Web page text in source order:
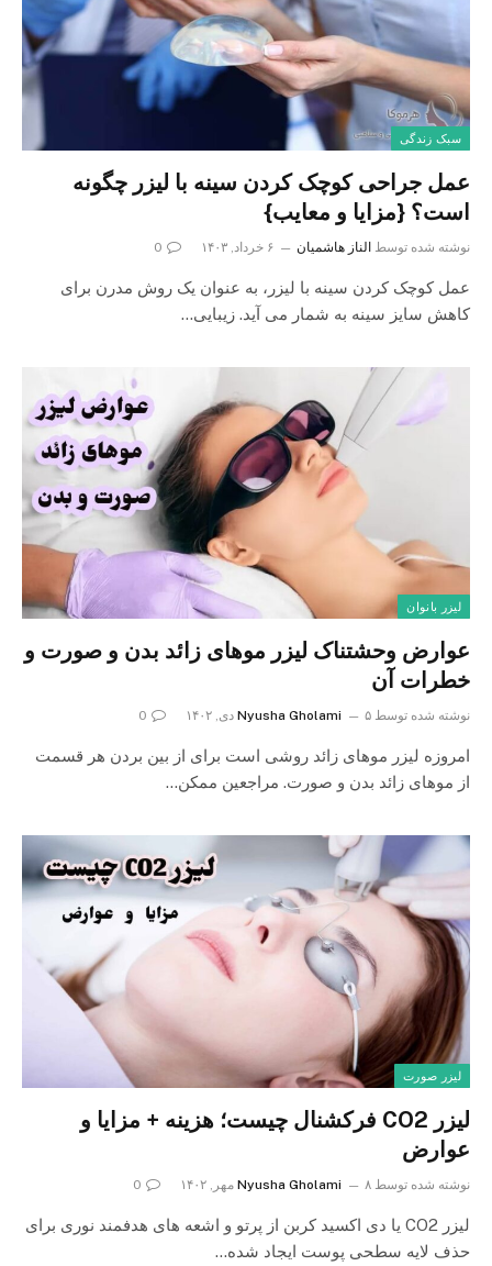
سبک زندگی
عمل جراحی کوچک کردن سینه با لیزر چگونه
است؟ {مزایا و معایب}
نوشته شده توسط الناز هاشمیان ۶ خرداد, ۱۴۰۳ 0
عمل کوچک کردن سینه با لیزر، به عنوان یک روش مدرن برای
کاهش سایز سینه به شمار می آید. زیبایی…
لیزر بانوان
عوارض وحشتناک لیزر موهای زائد بدن و صورت و
خطرات آن
نوشته شده توسط Nyusha Gholami ۵ دی, ۱۴۰۲ 0
امروزه لیزر موهای زائد روشی است برای از بین بردن هر قسمت
از موهای زائد بدن و صورت. مراجعین ممکن…
لیزر صورت
لیزر CO2 فرکشنال چیست؛ هزینه + مزایا و
عوارض
نوشته شده توسط Nyusha Gholami ۸ مهر, ۱۴۰۲ 0
لیزر CO2 یا دی اکسید کربن از پرتو و اشعه های هدفمند نوری برای
حذف لایه سطحی پوست ایجاد شده…